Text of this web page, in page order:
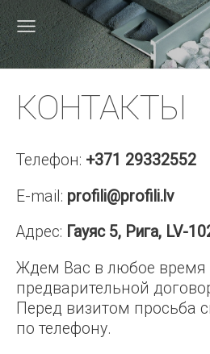
КОНТАКТЫ
Телефон: +371 29332552
E-mail: profili@profili.lv
Адрес: Гауяс 5, Рига, LV-
Ждем Вас в любое время
предварительной
Перед визитом просьба
по телефону.